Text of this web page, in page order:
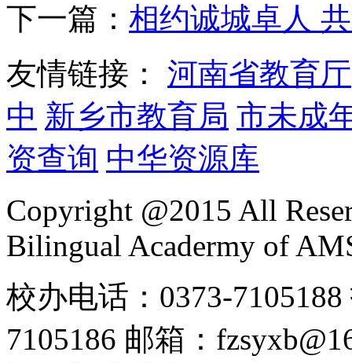
下一篇： 相约诚城卓人
友情链接： 河南省教育厅
中 新乡市教育局 市未成
资查询 中华资源库
Copyright @2015 All
Bilingual Acadermy of
校办电话：0373-
7105186 邮箱：